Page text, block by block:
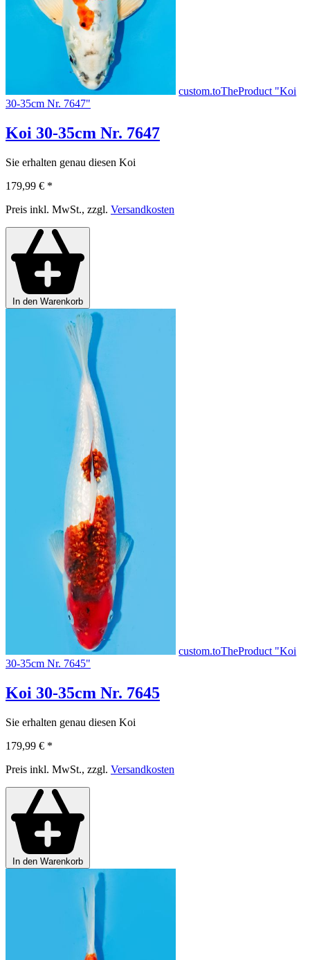
custom.toTheProduct "Koi
30-35cm Nr. 7647"
Koi 30-35cm Nr. 7647
Sie erhalten genau diesen Koi
179,99 € *
Preis inkl. MwSt., zzgl. Versandkosten
In den Warenkorb
custom.toTheProduct "Koi
30-35cm Nr. 7645"
Koi 30-35cm Nr. 7645
Sie erhalten genau diesen Koi
179,99 € *
Preis inkl. MwSt., zzgl. Versandkosten
In den Warenkorb